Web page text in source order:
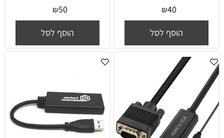
₪40
הוסף לסל
₪50
הוסף לסל